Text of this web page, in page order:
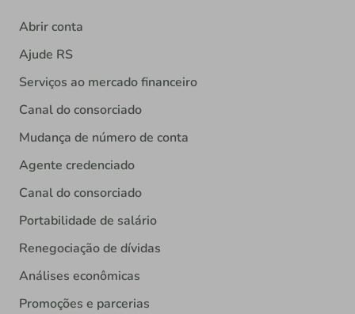
Abrir conta
Ajude RS
Serviços ao mercado financeiro
Canal do consorciado
Mudança de número de conta
Agente credenciado
Canal do consorciado
Portabilidade de salário
Renegociação de dívidas
Análises econômicas
Promoções e parcerias